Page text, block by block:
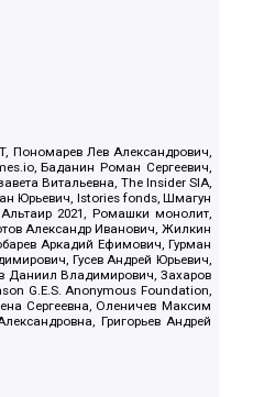
Пономарев Лев Александрович,
Баданин Роман Сергеевич,
Витальевна, The Insider SIA,
Юрьевич, Istories fonds, Шмагун
2021, Ромашки монолит,
Александр Иванович, Жилкин
Аркадий Ефимович, Гурман
Гусев Андрей Юрьевич,
Даниил Владимирович, Захаров
G.E.S. Anonymous Foundation,
Сергеевна, Оленичев Максим
Григорьев Андрей